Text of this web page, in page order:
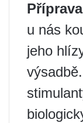
u nás
jeho